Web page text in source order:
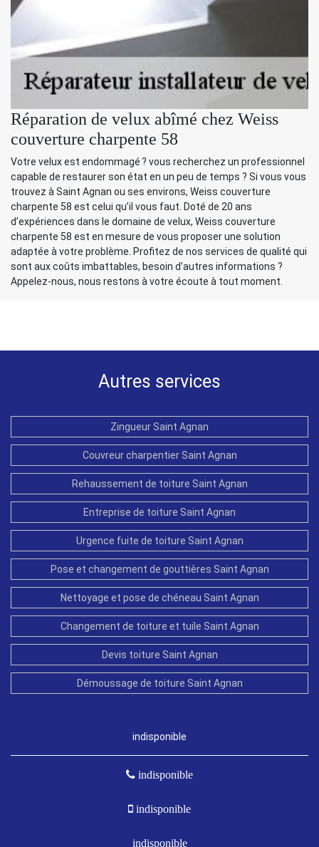
Réparation de velux abîmé chez Weiss
couverture charpente 58
Votre velux est endommagé ? vous recherchez un professionnel
capable de restaurer son état en un peu de temps ? Si vous vous
trouvez à Saint Agnan ou ses environs, Weiss couverture
charpente 58 est celui qu’il vous faut. Doté de 20 ans
d’expériences dans le domaine de velux, Weiss couverture
charpente 58 est en mesure de vous proposer une solution
adaptée à votre problème. Profitez de nos services de qualité qui
sont aux coûts imbattables, besoin d’autres informations ?
Appelez-nous, nous restons à votre écoute à tout moment.
Autres services
Zingueur Saint Agnan
Couvreur charpentier Saint Agnan
Rehaussement de toiture Saint Agnan
Entreprise de toiture Saint Agnan
Urgence fuite de toiture Saint Agnan
Pose et changement de gouttières Saint Agnan
Nettoyage et pose de chéneau Saint Agnan
Changement de toiture et tuile Saint Agnan
Devis toiture Saint Agnan
Démoussage de toiture Saint Agnan
indisponible
indisponible
indisponible
indisponible